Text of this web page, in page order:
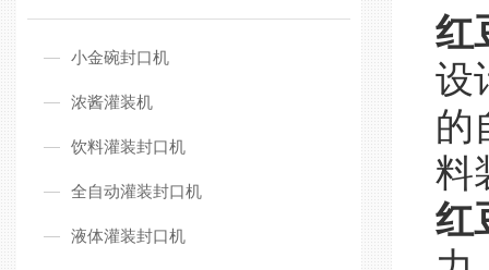
小金碗封口机
浓酱灌装机
饮料灌装封口机
全自动灌装封口机
液体灌装封口机
红
设
的
料
红